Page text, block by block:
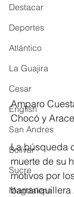
Destacar
Deportes
Atlántico
La Guajira
Cesar
English
San Andres
Bolívar
Sucre
Magdalena
Amparo
Chocó y
La búsqueda
muerte de su
motivos por
barranquillera